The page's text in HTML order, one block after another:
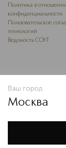
Политике
В
Политика в
конфиденциальности
Пользовательское
технологий
Ведомость СОУТ
Ваш город
Москва